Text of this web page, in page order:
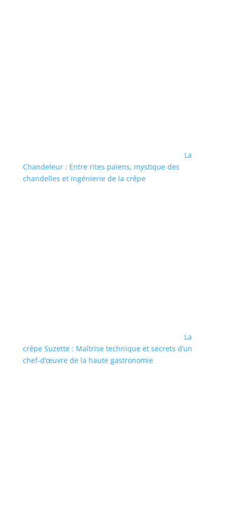
La
Chandeleur : Entre rites païens, mystique des
chandelles et ingénierie de la crêpe
La
crêpe Suzette : Maîtrise technique et secrets d’un
chef-d’œuvre de la haute gastronomie